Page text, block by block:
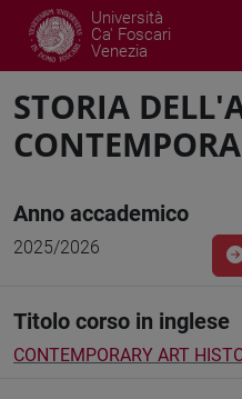
Università
Ca' Foscari
Venezia
STORIA
Anno accademico
2025/2026
Titolo corso in inglese
CONTEMPORARY ART